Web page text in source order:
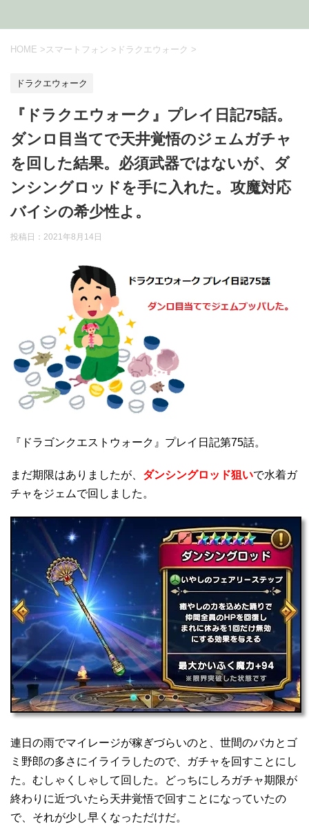
HOME > スマートフォン > ドラクエウォーク >
ドラクエウォーク
『ドラクエウォーク』プレイ日記75話。
ダンロ目当てで天井覚悟のジェムガチャ
を回した結果。必須武器ではないが、ダ
ンシングロッドを手に入れた。攻魔対応
バイシの希少性よ。
投稿日： 2021年8月14日
『ドラゴンクエストウォーク』プレイ日記第75話。
まだ期限はありましたが、 ダンシングロッド狙いで水着ガ
チャをジェムで回しました。
連日の雨でマイレージが稼ぎづらいのと、世間のバカとゴ
ミ野郎の多さにイライラしたので、ガチャを回すことにし
た。むしゃくしゃして回した。どっちにしろガチャ期限が
終わりに近づいたら天井覚悟で回すことになっていたの
で、それが少し早くなっただけだ。